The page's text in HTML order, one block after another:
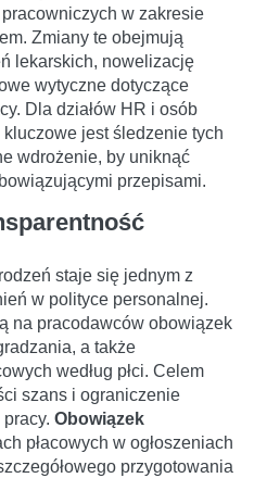
w zakresie
Zmiany te obejmują
lekarskich, nowelizację
wytyczne dotyczące
Dla działów HR i osób
jest śledzenie tych
wdrożenie, by uniknąć
przepisami.
staje się jednym z
w polityce personalnej.
na pracodawców obowiązek
a także
według płci. Celem
szans i ograniczenie
Obowiązek
płacowych w ogłoszeniach
przygotowania